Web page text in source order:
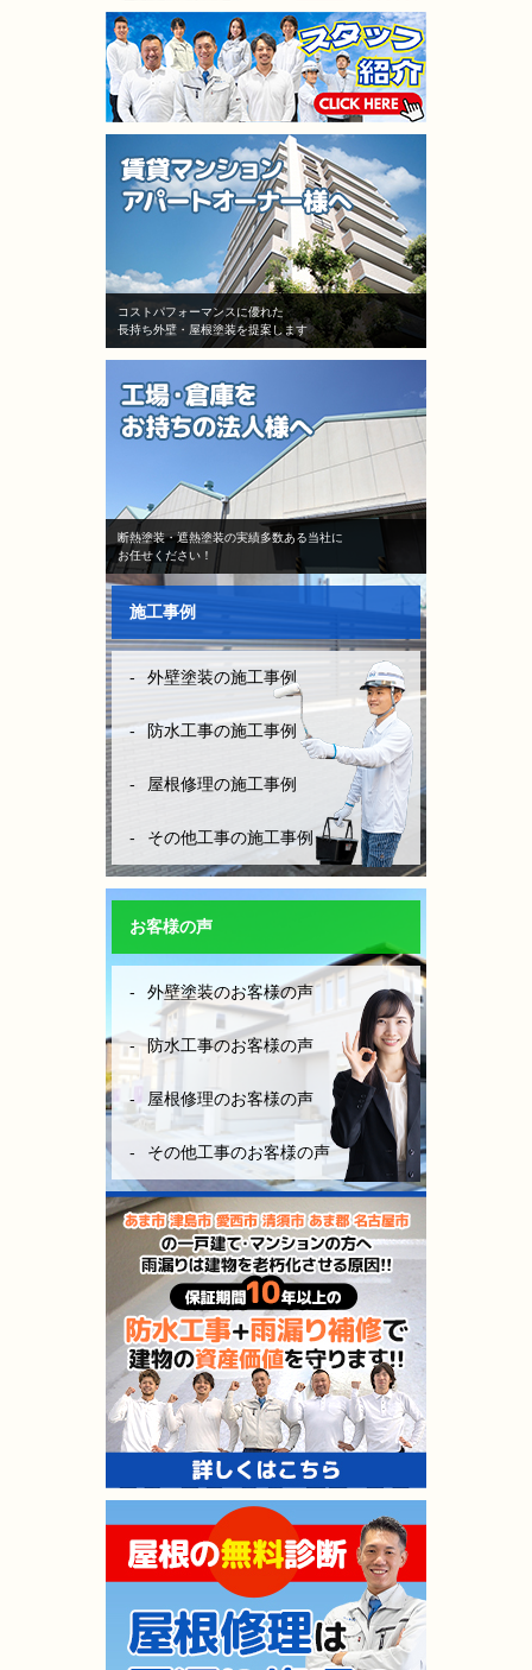
コストパフォーマンスに優れた
長持ち外壁・屋根塗装を提案します
断熱塗装・遮熱塗装の実績多数ある当社に
お任せください！
施工事例
外壁塗装の施工事例
防水工事の施工事例
屋根修理の施工事例
その他工事の施工事例
お客様の声
外壁塗装のお客様の声
防水工事のお客様の声
屋根修理のお客様の声
その他工事のお客様の声